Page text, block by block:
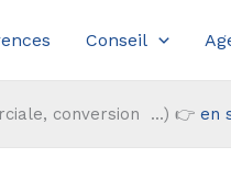
Conseil
conversion ...) 👉 en